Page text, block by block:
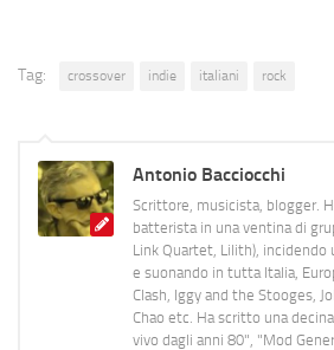
Tag: crossover indie italiani rock
Antonio Bacciocchi
Scrittore, musicista, blogger.
batterista in una ventina di
Link Quartet, Lilith), incidendo
e suonando in tutta Italia,
Clash, Iggy and the Stooges,
Chao etc. Ha scritto una
vivo dagli anni 80", "Mod